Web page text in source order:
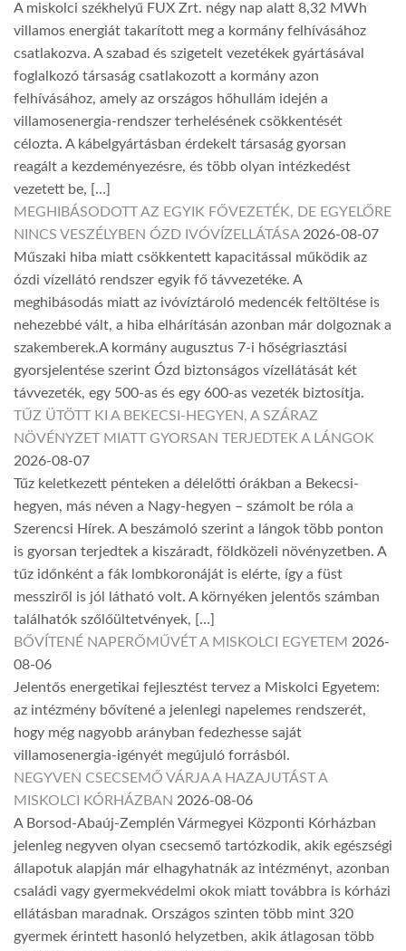
A miskolci székhelyű FUX Zrt. négy nap alatt 8,32 MWh
villamos energiát takarított meg a kormány felhívásához
csatlakozva. A szabad és szigetelt vezetékek gyártásával
foglalkozó társaság csatlakozott a kormány azon
felhívásához, amely az országos hőhullám idején a
villamosenergia-rendszer terhelésének csökkentését
célozta. A kábelgyártásban érdekelt társaság gyorsan
reagált a kezdeményezésre, és több olyan intézkedést
vezetett be, […]
MEGHIBÁSODOTT AZ EGYIK FŐVEZETÉK, DE EGYELŐRE
NINCS VESZÉLYBEN ÓZD IVÓVÍZELLÁTÁSA 2026-08-07
Műszaki hiba miatt csökkentett kapacitással működik az
ózdi vízellátó rendszer egyik fő távvezetéke. A
meghibásodás miatt az ivóvíztároló medencék feltöltése is
nehezebbé vált, a hiba elhárításán azonban már dolgoznak a
szakemberek.A kormány augusztus 7-i hőségriasztási
gyorsjelentése szerint Ózd biztonságos vízellátását két
távvezeték, egy 500-as és egy 600-as vezeték biztosítja.
TŰZ ÜTÖTT KI A BEKECSI-HEGYEN, A SZÁRAZ
NÖVÉNYZET MIATT GYORSAN TERJEDTEK A LÁNGOK
2026-08-07
Tűz keletkezett pénteken a délelőtti órákban a Bekecsi-
hegyen, más néven a Nagy-hegyen – számolt be róla a
Szerencsi Hírek. A beszámoló szerint a lángok több ponton
is gyorsan terjedtek a kiszáradt, földközeli növényzetben. A
tűz időnként a fák lombkoronáját is elérte, így a füst
messziről is jól látható volt. A környéken jelentős számban
találhatók szőlőültetvények, […]
BŐVÍTENÉ NAPERŐMŰVÉT A MISKOLCI EGYETEM 2026-
08-06
Jelentős energetikai fejlesztést tervez a Miskolci Egyetem:
az intézmény bővítené a jelenlegi napelemes rendszerét,
hogy még nagyobb arányban fedezhesse saját
villamosenergia-igényét megújuló forrásból.
NEGYVEN CSECSEMŐ VÁRJA A HAZAJUTÁST A
MISKOLCI KÓRHÁZBAN 2026-08-06
A Borsod-Abaúj-Zemplén Vármegyei Központi Kórházban
jelenleg negyven olyan csecsemő tartózkodik, akik egészségi
állapotuk alapján már elhagyhatnák az intézményt, azonban
családi vagy gyermekvédelmi okok miatt továbbra is kórházi
ellátásban maradnak. Országos szinten több mint 320
gyermek érintett hasonló helyzetben, akik átlagosan több